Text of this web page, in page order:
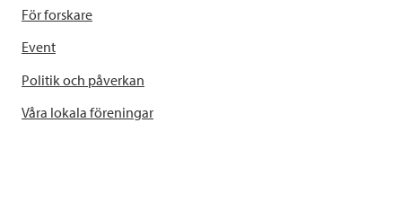
För forskare
Event
Politik och påverkan
Våra lokala föreningar